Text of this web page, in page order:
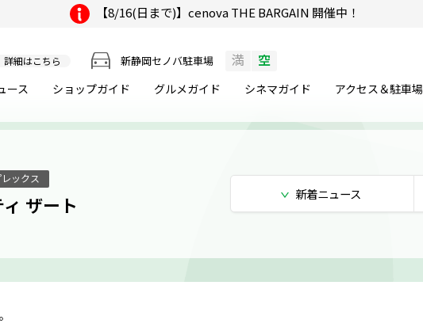
【8/16(日まで)】cenova THE BARGAIN 開催中！
詳細はこちら 新静岡セノバ駐車場 満 空
ース ショップガイド グルメガイド シネマガイド アクセス＆駐車場
ックス
ィ ザート 新着ニュース